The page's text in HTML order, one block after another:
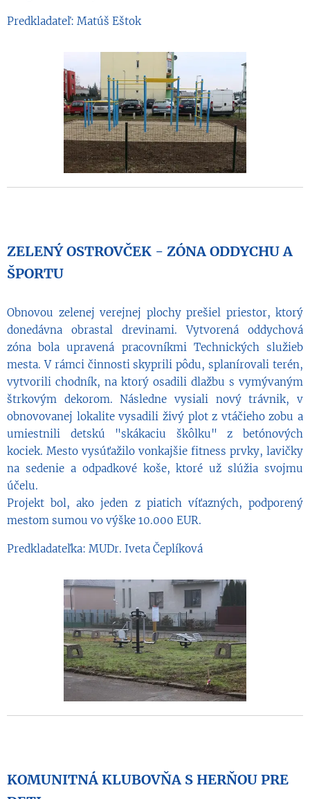
Predkladateľ: Matúš Eštok
ZELENÝ OSTROVČEK - ZÓNA ODDYCHU A
ŠPORTU
Obnovou zelenej verejnej plochy prešiel priestor, ktorý
donedávna obrastal drevinami. Vytvorená oddychová
zóna bola upravená pracovníkmi Technických služieb
mesta. V rámci činnosti skyprili pôdu, splanírovali terén,
vytvorili chodník, na ktorý osadili dlažbu s vymývaným
štrkovým dekorom. Následne vysiali nový trávnik, v
obnovovanej lokalite vysadili živý plot z vtáčieho zobu a
umiestnili detskú "skákaciu škôlku" z betónových
kociek. Mesto vysúťažilo vonkajšie fitness prvky, lavičky
na sedenie a odpadkové koše, ktoré už slúžia svojmu
účelu.
Projekt bol, ako jeden z piatich víťazných, podporený
mestom sumou vo výške 10.000 EUR.
Predkladateľka: MUDr. Iveta Čeplíková
KOMUNITNÁ KLUBOVŇA S HERŇOU PRE